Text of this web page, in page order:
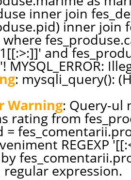
inner join
inner join
and
MYSQL_ERROR:
: mysqli_query():
Warning: Query-ul
rating from
=
REGEXP
expression.